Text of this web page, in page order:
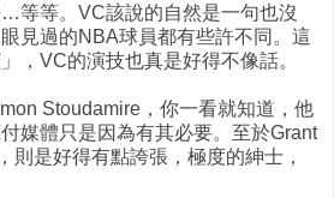
等等。VC該說的自然是一句也沒
見過的NBA球員都有些許不同。這
，VC的演技也真是好得不像話。
Stoudamire，你一看就知道，他
媒體只是因為有其必要。至於Grant
則是好得有點誇張，極度的紳士，